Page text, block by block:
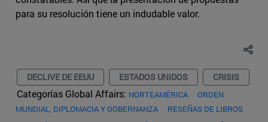
para su resolución tiene un indudable valor.
DECLIVE DE EEUU ESTADOS UNIDOS CRISIS
Categorías Global Affairs: NORTEAMÉRICA
ORDEN
MUNDIAL, DIPLOMACIA Y GOBERNANZA
RESEÑAS DE LIBROS